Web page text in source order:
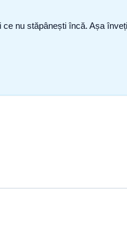
nu stăpânești încă. Așa